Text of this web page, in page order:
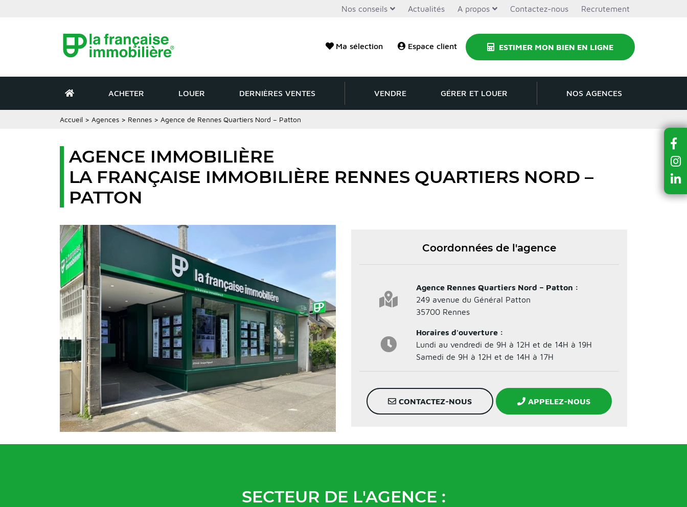
Nos conseils Actualités A propos Contactez-nous Recrutement
Ma sélection Espace client ESTIMER MON BIEN EN LIGNE
ACHETER LOUER DERNIÈRES VENTES VENDRE GÉRER ET LOUER NOS AGENCES
Accueil > Agences > Rennes > Agence de Rennes Quartiers Nord – Patton
AGENCE IMMOBILIÈRE
LA FRANÇAISE IMMOBILIÈRE RENNES QUARTIERS NORD –
PATTON
Coordonnées de l'agence
Agence Rennes Quartiers Nord – Patton :
249 avenue du Général Patton
35700 Rennes
Horaires d'ouverture :
Lundi au vendredi de 9H à 12H et de 14H à 19H
Samedi de 9H à 12H et de 14H à 17H
CONTACTEZ-NOUS APPELEZ-NOUS
SECTEUR DE L'AGENCE :